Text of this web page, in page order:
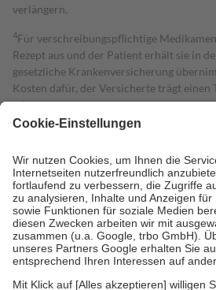
verlängern.
4Für verschreibungspflichtige
Rezept aus und der Patient erhält sie in
gesetzliche Krankenversicherung
Kosten dafür, der Versicherte trägt einen
mit.
Grundsätzlich leisten Mitglieder
höchstens zehn Euro.
Es sind jedoch nie
Kosten der Leistung zu entrichten.
Diese Regeln gelten grundsätzlich auch
Bei Heilmitteln und häuslicher
Zuzahlung zehn Prozent der Kosten
Verordnung.
Um das Engagement der Versicherten für
stärken und die besondere Stellung der
fallenkeine Zuzahlungenan bei: